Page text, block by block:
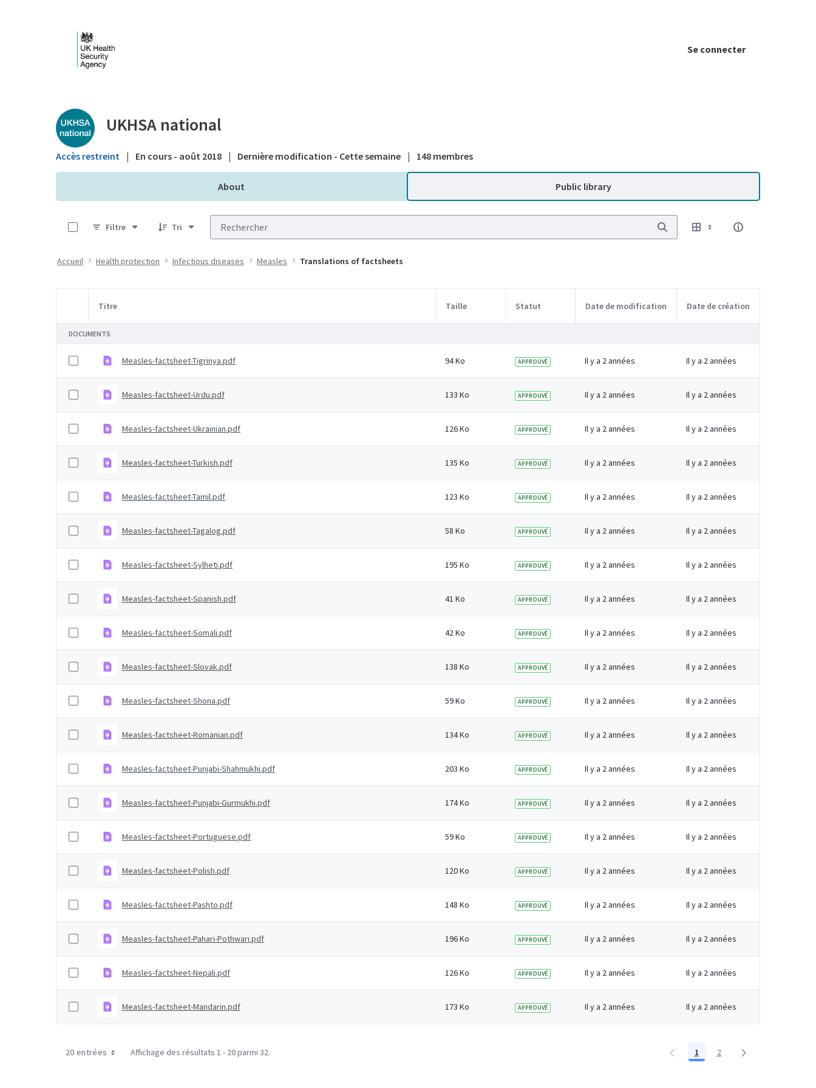
Se connecter
Public library - UKHSA national
UKHSA national
Accès restreint | En cours - août 2018 | Dernière modification - Cette semaine | 148 membres
About Public library
Filtre
Tri
Accueil Health protection Infectious diseases Measles Translations of factsheets
Sélection d'article
Titre Taille Statut Date de modification Date de création
DOCUMENTS
Measles-factsheet-Tigrinya.pdf 94 Ko APPROUVÉ Il y a 2 années Il y a 2 années
Measles-factsheet-Urdu.pdf 133 Ko APPROUVÉ Il y a 2 années Il y a 2 années
Measles-factsheet-Ukrainian.pdf 126 Ko APPROUVÉ Il y a 2 années Il y a 2 années
Measles-factsheet-Turkish.pdf 135 Ko APPROUVÉ Il y a 2 années Il y a 2 années
Measles-factsheet-Tamil.pdf 123 Ko APPROUVÉ Il y a 2 années Il y a 2 années
Measles-factsheet-Tagalog.pdf 58 Ko APPROUVÉ Il y a 2 années Il y a 2 années
Measles-factsheet-Sylheti.pdf 195 Ko APPROUVÉ Il y a 2 années Il y a 2 années
Measles-factsheet-Spanish.pdf 41 Ko APPROUVÉ Il y a 2 années Il y a 2 années
Measles-factsheet-Somali.pdf 42 Ko APPROUVÉ Il y a 2 années Il y a 2 années
Measles-factsheet-Slovak.pdf 138 Ko APPROUVÉ Il y a 2 années Il y a 2 années
Measles-factsheet-Shona.pdf 59 Ko APPROUVÉ Il y a 2 années Il y a 2 années
Measles-factsheet-Romanian.pdf 134 Ko APPROUVÉ Il y a 2 années Il y a 2 années
Measles-factsheet-Punjabi-Shahmukhi.pdf 203 Ko APPROUVÉ Il y a 2 années Il y a 2 années
Measles-factsheet-Punjabi-Gurmukhi.pdf 174 Ko APPROUVÉ Il y a 2 années Il y a 2 années
Measles-factsheet-Portuguese.pdf 59 Ko APPROUVÉ Il y a 2 années Il y a 2 années
Measles-factsheet-Polish.pdf 120 Ko APPROUVÉ Il y a 2 années Il y a 2 années
Measles-factsheet-Pashto.pdf 148 Ko APPROUVÉ Il y a 2 années Il y a 2 années
Measles-factsheet-Pahari-Pothwari.pdf 196 Ko APPROUVÉ Il y a 2 années Il y a 2 années
Measles-factsheet-Nepali.pdf 126 Ko APPROUVÉ Il y a 2 années Il y a 2 années
Measles-factsheet-Mandarin.pdf 173 Ko APPROUVÉ Il y a 2 années Il y a 2 années
20 entrées Affichage des résultats 1 - 20 parmi 32. Page
1 Page
2